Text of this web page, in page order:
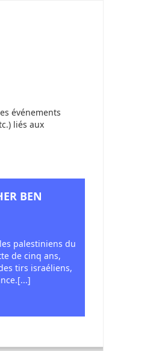
événements
liés aux
BEN
palestiniens du
de cinq ans,
tirs israéliens,